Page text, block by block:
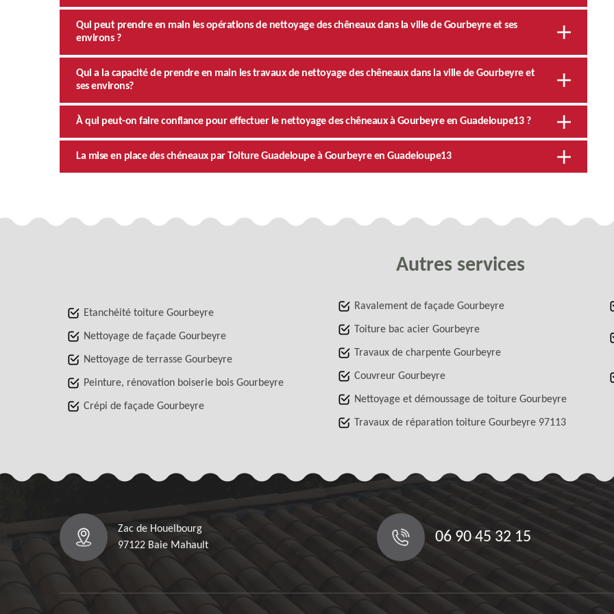
Qui peut prendre en main les opérations de nettoyage des chêneaux dans la ville de Gourbeyre et ses
environs ?
Qui a la capacité de prendre en main les travaux de nettoyage des chêneaux dans la ville de Gourbeyre et
ses environs?
À qui peut-on faire confiance pour effectuer le nettoyage des chêneaux à Gourbeyre en Guadeloupe13 ?
La mise en place des chéneaux par Toiture Guadeloupe à Gourbeyre en Guadeloupe13
Autres services
Etanchéité toiture Gourbeyre
Nettoyage de façade Gourbeyre
Nettoyage de terrasse Gourbeyre
Peinture, rénovation boiserie bois Gourbeyre
Crépi de façade Gourbeyre
Ravalement de façade Gourbeyre
Toiture bac acier Gourbeyre
Travaux de charpente Gourbeyre
Couvreur Gourbeyre
Nettoyage et démoussage de toiture Gourbeyre
Travaux de réparation toiture Gourbeyre 97113
Zac de Houelbourg
97122 Baie Mahault
06 90 45 32 15